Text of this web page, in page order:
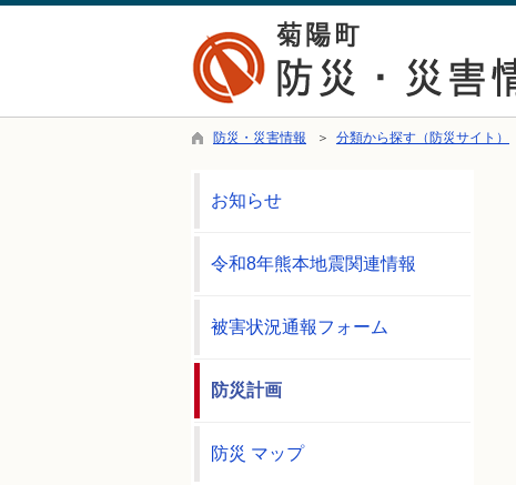
防災・災害情報 ＞ 分類から探す（防災サイト）
お知らせ
令和8年熊本地震関連情報
被害状況通報フォーム
防災計画
防災 マップ